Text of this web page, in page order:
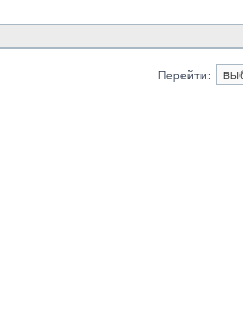
Перейти: